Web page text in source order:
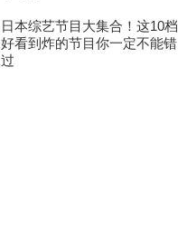
日本综艺节目大集合！这10档
好看到炸的节目你一定不能错
过